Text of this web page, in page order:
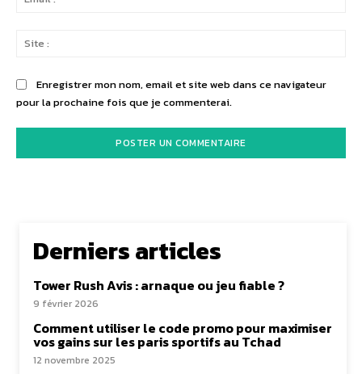
Enregistrer mon nom, email et site web dans ce navigateur
pour la prochaine fois que je commenterai.
Derniers articles
Tower Rush Avis : arnaque ou jeu fiable ?
9 février 2026
Comment utiliser le code promo pour maximiser
vos gains sur les paris sportifs au Tchad
12 novembre 2025